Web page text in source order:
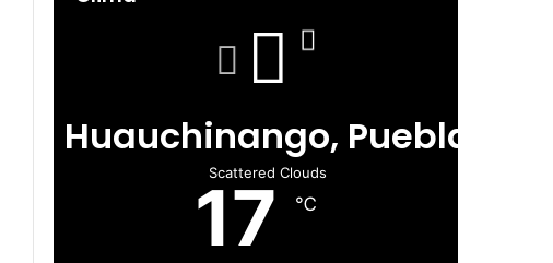
Huauchinango, Puebla
Scattered Clouds
17 ℃